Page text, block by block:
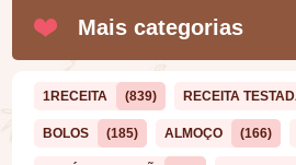
Mais categorias
1RECEITA (839) RECEITA
BOLOS (185) ALMOÇO (166)